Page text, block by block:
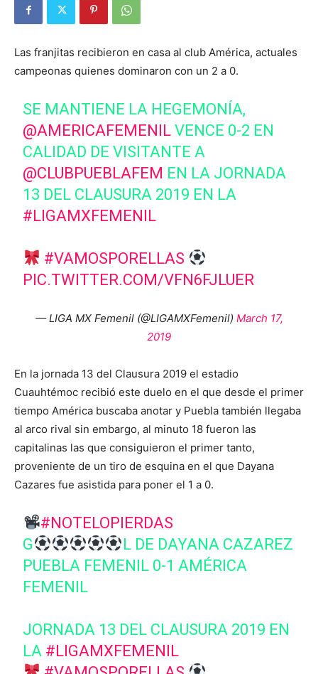
Las franjitas recibieron en casa al club América, actuales
campeonas quienes dominaron con un 2 a 0.
SE MANTIENE LA HEGEMONÍA,
@AMERICAFEMENIL VENCE 0-2 EN
CALIDAD DE VISITANTE A
@CLUBPUEBLAFEM EN LA JORNADA
13 DEL CLAUSURA 2019 EN LA
#LIGAMXFEMENIL
#VAMOSPORELLAS
PIC.TWITTER.COM/VFN6FJLUER
— LIGA MX Femenil (@LIGAMXFemenil) March 17,
2019
En la jornada 13 del Clausura 2019 el estadio
Cuauhtémoc recibió este duelo en el que desde el primer
tiempo América buscaba anotar y Puebla también llegaba
al arco rival sin embargo, al minuto 18 fueron las
capitalinas las que consiguieron el primer tanto,
proveniente de un tiro de esquina en el que Dayana
Cazares fue asistida para poner el 1 a 0.
#NOTELOPIERDAS
G
L DE DAYANA CAZAREZ
PUEBLA FEMENIL 0-1 AMÉRICA
FEMENIL
JORNADA 13 DEL CLAUSURA 2019 EN
LA #LIGAMXFEMENIL